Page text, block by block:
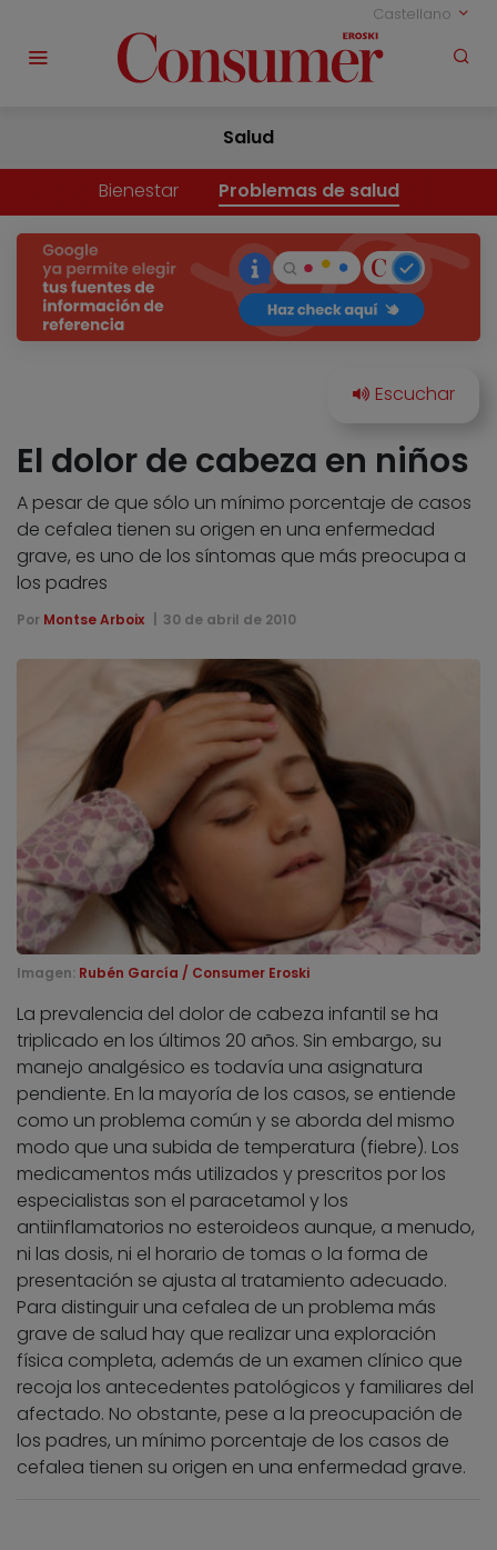
Castellano
Salud
Bienestar Problemas de salud
El dolor de cabeza en niños
A pesar de que sólo un mínimo porcentaje de casos
de cefalea tienen su origen en una enfermedad
grave, es uno de los síntomas que más preocupa a
los padres
Por Montse Arboix 30 de abril de 2010
Imagen: Rubén García / Consumer Eroski
La prevalencia del dolor de cabeza infantil se ha
triplicado en los últimos 20 años. Sin embargo, su
manejo analgésico es todavía una asignatura
pendiente. En la mayoría de los casos, se entiende
como un problema común y se aborda del mismo
modo que una subida de temperatura (fiebre). Los
medicamentos más utilizados y prescritos por los
especialistas son el paracetamol y los
antiinflamatorios no esteroideos aunque, a menudo,
ni las dosis, ni el horario de tomas o la forma de
presentación se ajusta al tratamiento adecuado.
Para distinguir una cefalea de un problema más
grave de salud hay que realizar una exploración
física completa, además de un examen clínico que
recoja los antecedentes patológicos y familiares del
afectado. No obstante, pese a la preocupación de
los padres, un mínimo porcentaje de los casos de
cefalea tienen su origen en una enfermedad grave.